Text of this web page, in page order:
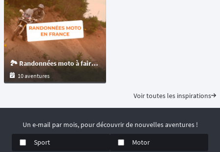
🏞️ Randonnées moto à faire en France : motos trails et maxitrails
10 aventures
Voir toutes les inspirations
Un e-mail par mois, pour découvrir de nouvelles aventures !
Sport
Motor